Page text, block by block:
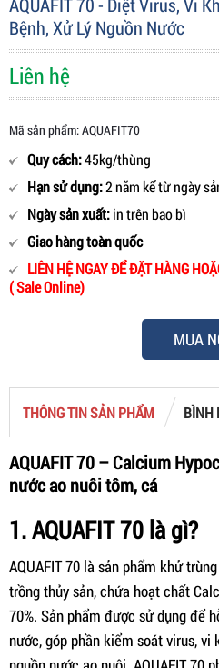
Bệnh, Xử Lý Nguồn Nước
Liên hệ
Mã sản phẩm: AQUAFIT70
Quy cách:45kg/thùng
Hạn sử dụng:2 năm kể từ ngày
Ngày sản xuất:in trên bao bì
Giao hàng toàn quốc
LIÊN HỆ NGAY ĐỂ ĐẶT HÀNG
( Sale Online)
MUA
THÔNG TIN SẢN PHẨM BÌNH
AQUAFIT 70 – Calcium
nước ao nuôi tôm, cá
1. AQUAFIT 70 là gì?
AQUAFIT 70 là sản phẩm khử
trồng thủy sản, chứa hoạt chất
70%. Sản phẩm được sử dụng để
nước, góp phần kiểm soát virus,